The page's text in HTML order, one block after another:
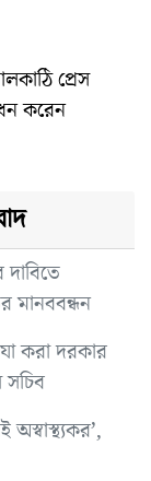
প্রেস
করেন
দাবিতে
মানববন্ধন
করা দরকার